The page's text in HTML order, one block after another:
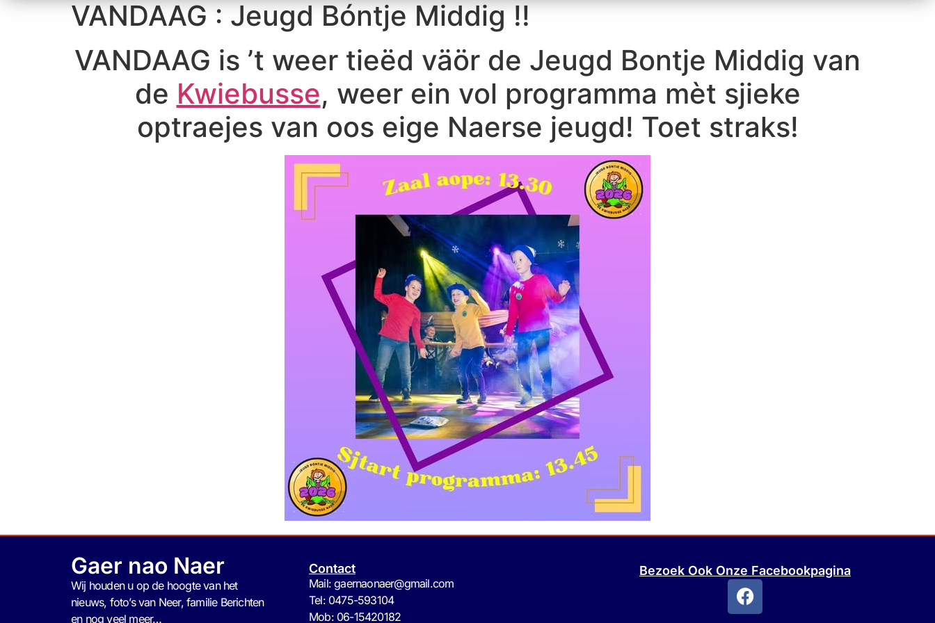
VANDAAG : Jeugd Bóntje Middig !!
VANDAAG is ’t weer tieëd väör de Jeugd Bontje Middig van
de Kwiebusse, weer ein vol programma mèt sjieke
optraejes van oos eige Naerse jeugd! Toet straks!
Gaer nao Naer
Wij houden u op de hoogte van het
nieuws, foto’s van Neer, familie Berichten
en nog veel meer…
Contact
Mail: gaernaonaer@gmail.com
Tel: 0475-593104
Mob: 06-15420182
Bezoek Ook Onze Facebookpagina